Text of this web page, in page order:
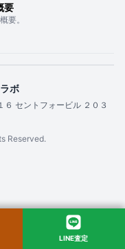
要
要。
ボ
セントフォービル ２０３
Reserved.
LINE査定